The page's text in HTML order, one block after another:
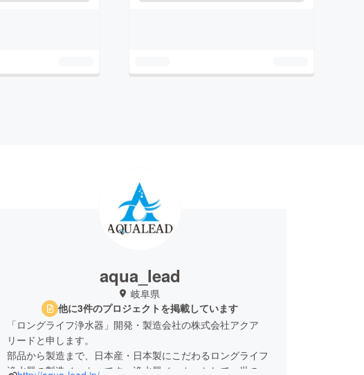
aqua_lead
岐阜県
他に3件のプロジェクトを掲載しています
「ロングライフ浄水器」開発・製造会社の株式会社アクア
リードと申します。
部品から製造まで、日本産・日本製にこだわるロングライフ
浄水器の製造メーカーです。浄水器メーカーとして、世の中